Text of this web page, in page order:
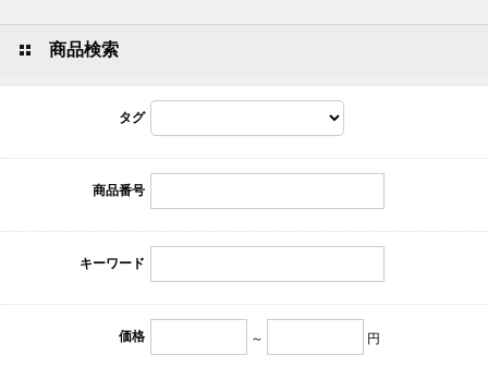
商品検索
タグ
商品番号
キーワード
価格 ～ 円